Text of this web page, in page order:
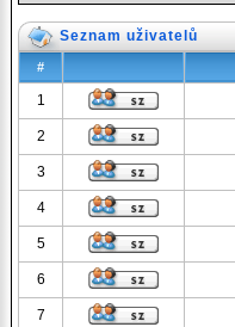
Seznam uživatelů
#
1
2
3
4
5
6
7